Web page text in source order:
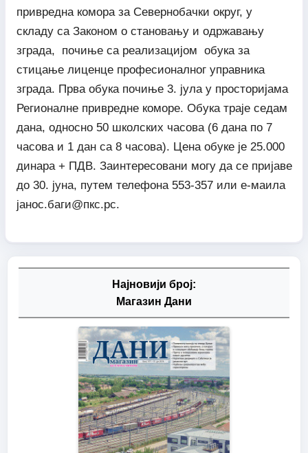
привредна комора за Севернобачки округ, у
складу са Законом о становању и одржавању
зграда, почиње са реализацијом обука за
стицање лиценце професионалног управника
зграда. Прва обука почиње 3. јула у просторијама
Регионалне привредне коморе. Обука траје седам
дана, односно 50 школских часова (6 дана по 7
часова и 1 дан са 8 часова). Цена обуке је 25.000
динара + ПДВ. Заинтересовани могу да се пријаве
до 30. јуна, путем телефона 553-357 или е-маила
јанос.баги@пкс.рс.
Најновији број:
Магазин Дани